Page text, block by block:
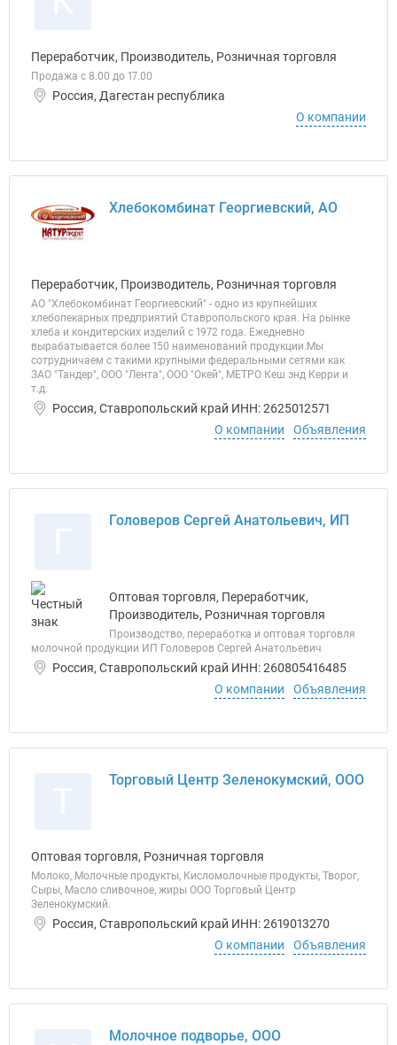
Переработчик, Производитель, Розничная торговля
Продажа с 8.00 до 17.00
Россия, Дагестан республика
О компании
Хлебокомбинат Георгиевский, АО
Переработчик, Производитель, Розничная торговля
АО "Хлебокомбинат Георгиевский" - одно из крупнейших
хлебопекарных предприятий Ставропольского края. На рынке
хлеба и кондитерских изделий с 1972 года. Ежедневно
вырабатывается более 150 наименований продукции.Мы
сотрудничаем с такими крупными федеральными сетями как
ЗАО "Тандер", ООО "Лента", ООО "Окей", МЕТРО Кеш энд Керри и
т.д.
Россия, Ставропольский край ИНН: 2625012571
О компании
Объявления
Головеров Сергей Анатольевич, ИП
Оптовая торговля, Переработчик,
Производитель, Розничная торговля
Производство, переработка и оптовая торговля
молочной продукции ИП Головеров Сергей Анатольевич
Россия, Ставропольский край ИНН: 260805416485
О компании
Объявления
Торговый Центр Зеленокумский, ООО
Оптовая торговля, Розничная торговля
Молоко, Молочные продукты, Кисломолочные продукты, Творог,
Сыры, Масло сливочное, жиры ООО Торговый Центр
Зеленокумский.
Россия, Ставропольский край ИНН: 2619013270
О компании
Объявления
Молочное подворье, ООО